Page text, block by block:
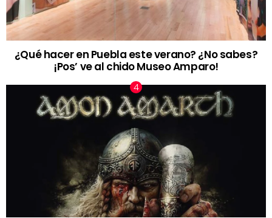
¿Qué hacer en Puebla este verano? ¿No sabes?
¡Pos’ ve al chido Museo Amparo!